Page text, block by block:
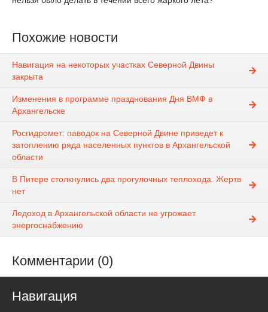
Похожие новости
Навигация на некоторых участках Северной Двины
закрыта
Изменения в программе празднования Дня ВМФ в
Архангельске
Росгидромет: паводок на Северной Двине приведет к
затоплению ряда населенных пунктов в Архангельской
области
В Питере столкнулись два прогулочных теплохода. Жертв
нет
Ледоход в Архангельской области не угрожает
энергоснабжению
Комментарии (0)
Навигация